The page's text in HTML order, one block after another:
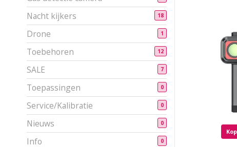
Nacht kijkers 18
Drone 1
Toebehoren 12
SALE 7
Toepassingen 0
Service/Kalibratie 0
Nieuws 0
Info 0